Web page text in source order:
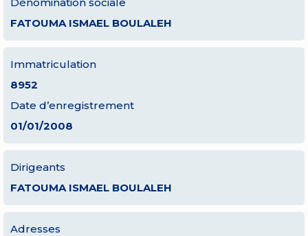
FATOUMA ISMAEL BOULALEH
Immatriculation
8952
Date d’enregistrement
01/01/2008
Dirigeants
FATOUMA ISMAEL BOULALEH
Adresses